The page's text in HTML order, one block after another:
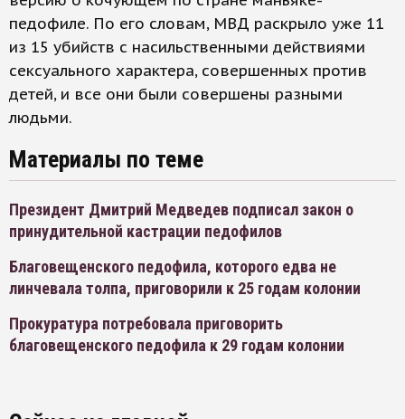
педофиле. По его словам, МВД раскрыло уже 11
из 15 убийств с насильственными действиями
сексуального характера, совершенных против
детей, и все они были совершены разными
людьми.
Материалы по теме
Президент Дмитрий Медведев подписал закон о
принудительной кастрации педофилов
Благовещенского педофила, которого едва не
линчевала толпа, приговорили к 25 годам колонии
Прокуратура потребовала приговорить
благовещенского педофила к 29 годам колонии